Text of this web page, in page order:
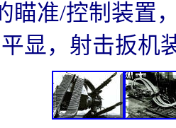
瞄准/控制装置
显，射击扳机